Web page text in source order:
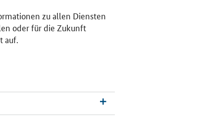
zu allen Diensten
oder für die Zukunft
auf.